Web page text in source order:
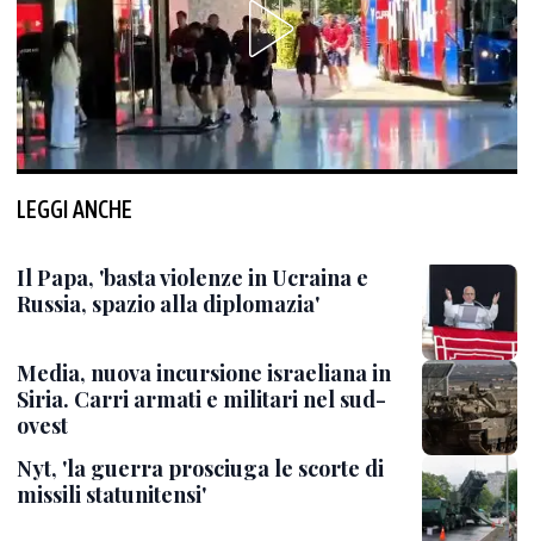
LEGGI ANCHE
Il Papa, 'basta violenze in Ucraina e
Russia, spazio alla diplomazia'
Media, nuova incursione israeliana in
Siria. Carri armati e militari nel sud-
ovest
Nyt, 'la guerra prosciuga le scorte di
missili statunitensi'